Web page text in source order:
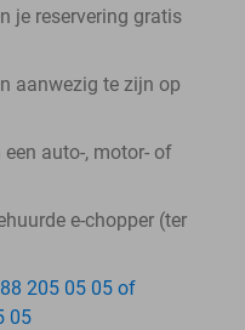
je reservering gratis
aanwezig te zijn op
auto-, motor- of
e-chopper (ter
205 05 05 of
05